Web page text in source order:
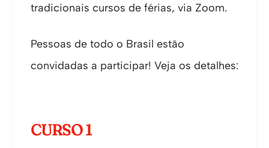
tradicionais cursos de férias, via Zoom.
Pessoas de todo o Brasil estão
convidadas a participar! Veja os detalhes:
CURSO 1